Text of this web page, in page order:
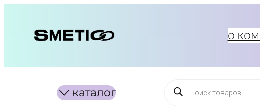
содержимому
о
каталог
Поиск
товаров